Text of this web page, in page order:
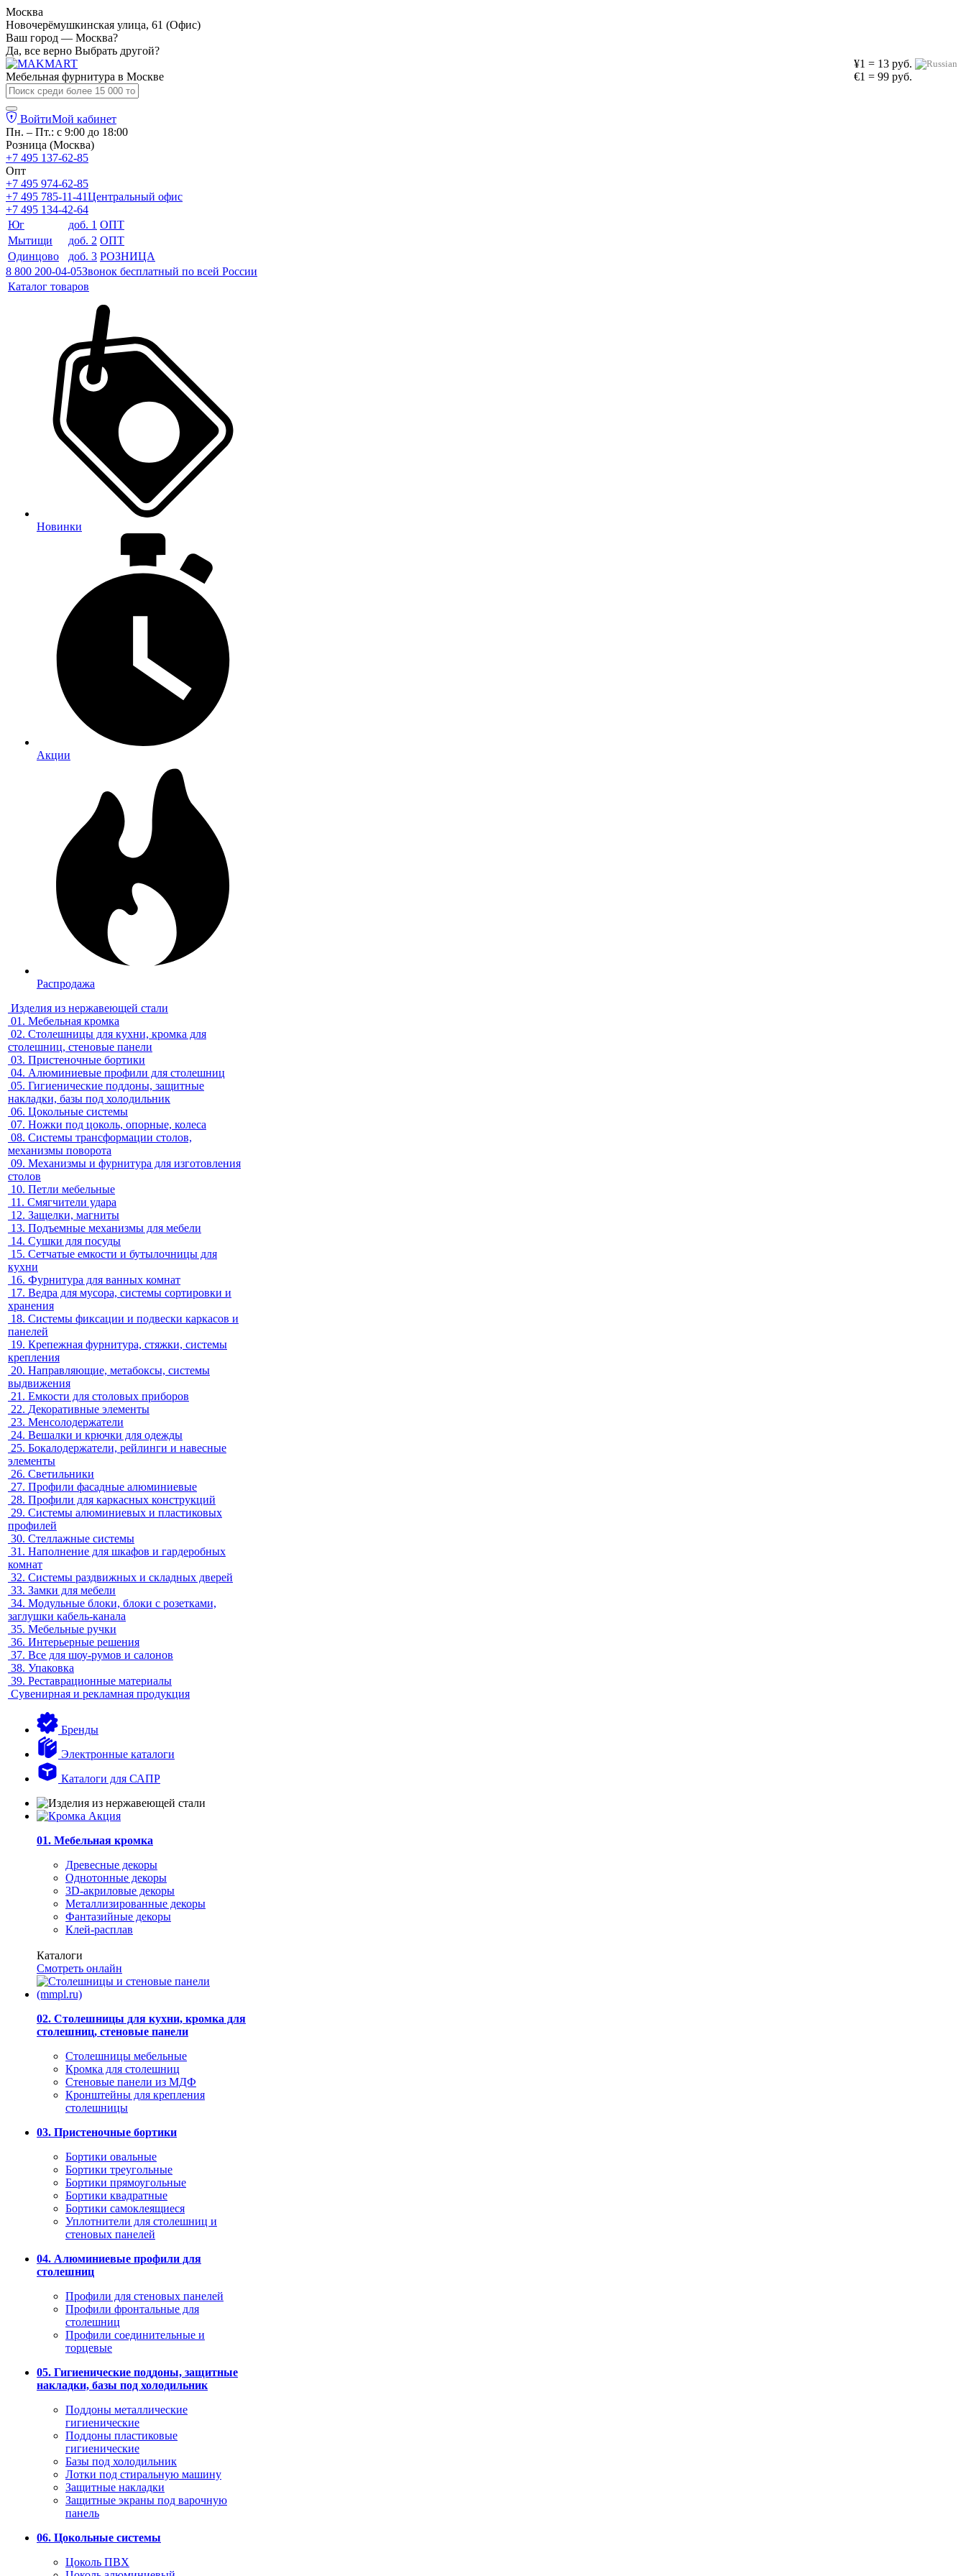
Москва
Новочерёмушкинская улица, 61 (Офис)
Ваш город — Москва?
Да, все верно Выбрать другой?
¥1 = 13 руб.
€1 = 99 руб.
Мебельная фурнитура в Москве
ВойтиМой кабинет
Пн. – Пт.: с 9:00 до 18:00
Розница (Москва)
+7 495 137-62-85
Опт
+7 495 974-62-85
+7 495 785-11-41Центральный офис
+7 495 134-42-64
Юг
доб. 1 ОПТ
Мытищи
доб. 2 ОПТ
Одинцово
доб. 3 РОЗНИЦА
8 800 200-04-05Звонок бесплатный по всей России
Каталог товаров
Новинки
Акции
Распродажа
Изделия из нержавеющей стали
01. Мебельная кромка
02. Столешницы для кухни, кромка для
столешниц, стеновые панели
03. Пристеночные бортики
04. Алюминиевые профили для столешниц
05. Гигиенические поддоны, защитные
накладки, базы под холодильник
06. Цокольные системы
07. Ножки под цоколь, опорные, колеса
08. Системы трансформации столов,
механизмы поворота
09. Механизмы и фурнитура для изготовления
столов
10. Петли мебельные
11. Смягчители удара
12. Защелки, магниты
13. Подъемные механизмы для мебели
14. Сушки для посуды
15. Сетчатые емкости и бутылочницы для
кухни
16. Фурнитура для ванных комнат
17. Ведра для мусора, системы сортировки и
хранения
18. Системы фиксации и подвески каркасов и
панелей
19. Крепежная фурнитура, стяжки, системы
крепления
20. Направляющие, метабоксы, системы
выдвижения
21. Емкости для столовых приборов
22. Декоративные элементы
23. Менсолодержатели
24. Вешалки и крючки для одежды
25. Бокалодержатели, рейлинги и навесные
элементы
26. Светильники
27. Профили фасадные алюминиевые
28. Профили для каркасных конструкций
29. Системы алюминиевых и пластиковых
профилей
30. Стеллажные системы
31. Наполнение для шкафов и гардеробных
комнат
32. Системы раздвижных и складных дверей
33. Замки для мебели
34. Модульные блоки, блоки с розетками,
заглушки кабель-канала
35. Мебельные ручки
36. Интерьерные решения
37. Все для шоу-румов и салонов
38. Упаковка
39. Реставрационные материалы
Сувенирная и рекламная продукция
Бренды
Электронные каталоги
Каталоги для САПР
01. Мебельная кромка
Древесные декоры
Однотонные декоры
3D-акриловые декоры
Металлизированные декоры
Фантазийные декоры
Клей-расплав
Каталоги
Смотреть онлайн
02. Столешницы для кухни, кромка для
столешниц, стеновые панели
Столешницы мебельные
Кромка для столешниц
Стеновые панели из МДФ
Кронштейны для крепления
столешницы
03. Пристеночные бортики
Бортики овальные
Бортики треугольные
Бортики прямоугольные
Бортики квадратные
Бортики самоклеящиеся
Уплотнители для столешниц и
стеновых панелей
04. Алюминиевые профили для
столешниц
Профили для стеновых панелей
Профили фронтальные для
столешниц
Профили соединительные и
торцевые
05. Гигиенические поддоны, защитные
накладки, базы под холодильник
Поддоны металлические
гигиенические
Поддоны пластиковые
гигиенические
Базы под холодильник
Лотки под стиральную машину
Защитные накладки
Защитные экраны под варочную
панель
06. Цокольные системы
Цоколь ПВХ